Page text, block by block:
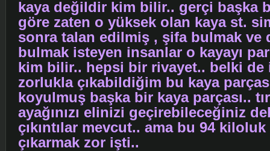
kaya değildir kim bilir.. gerçi başka
göre zaten o yüksek olan kaya st.
sonra talan edilmiş , şifa bulmak ve
bulmak isteyen insanlar o kayayı
kim bilir.. hepsi bir rivayet.. belki de
zorlukla çıkabildiğim bu kaya
koyulmuş başka bir kaya parçası..
ayağınızı elinizi geçirebileceğiniz
çıkıntılar mevcut.. ama bu 94
çıkarmak zor işti..